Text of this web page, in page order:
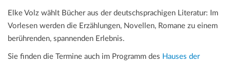
Elke Volz wählt Bücher aus der deutschsprachigen Literatur: Im
Vorlesen werden die Erzählungen, Novellen, Romane zu einem
berührenden, spannenden Erlebnis.
Sie finden die Termine auch im Programm des Hauses der